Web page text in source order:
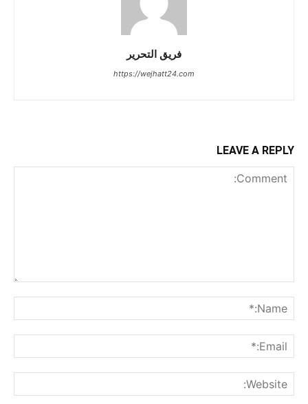
فريق التحرير
https://wejhatt24.com
LEAVE A REPLY